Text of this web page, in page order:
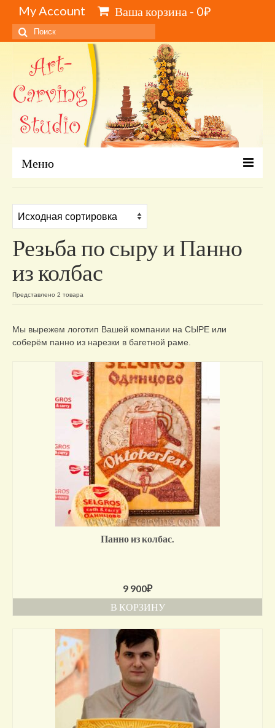
My Account Ваша корзина - 0₽
Искать:
Меню
Каталог и цены
Обучение карвингу, свиту, видеокурсы
Инструменты
Отзывы о нас
Контакты/доставка
Резьба по сыру и Панно
из колбас
Представлено 2 товара
Мы вырежем логотип Вашей компании на СЫРЕ или
соберём панно из нарезки в багетной раме.
Панно из колбас.
9 900₽
В КОРЗИНУ